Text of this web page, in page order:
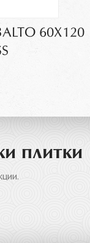
60X120
плитки